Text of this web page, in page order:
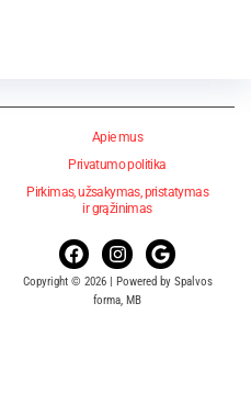
Apie mus
Privatumo politika
Pirkimas, užsakymas, pristatymas
ir grąžinimas
Copyright © 2026 | Powered by Spalvos
forma, MB